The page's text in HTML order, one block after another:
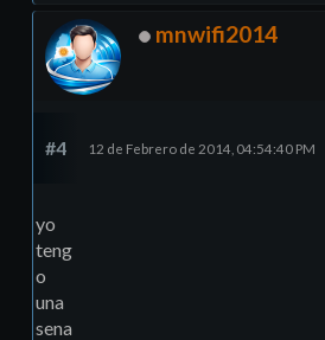
mnwifi2014
#4 12 de Febrero de 2014, 04:54:40 PM
yo
teng
o
una
sena